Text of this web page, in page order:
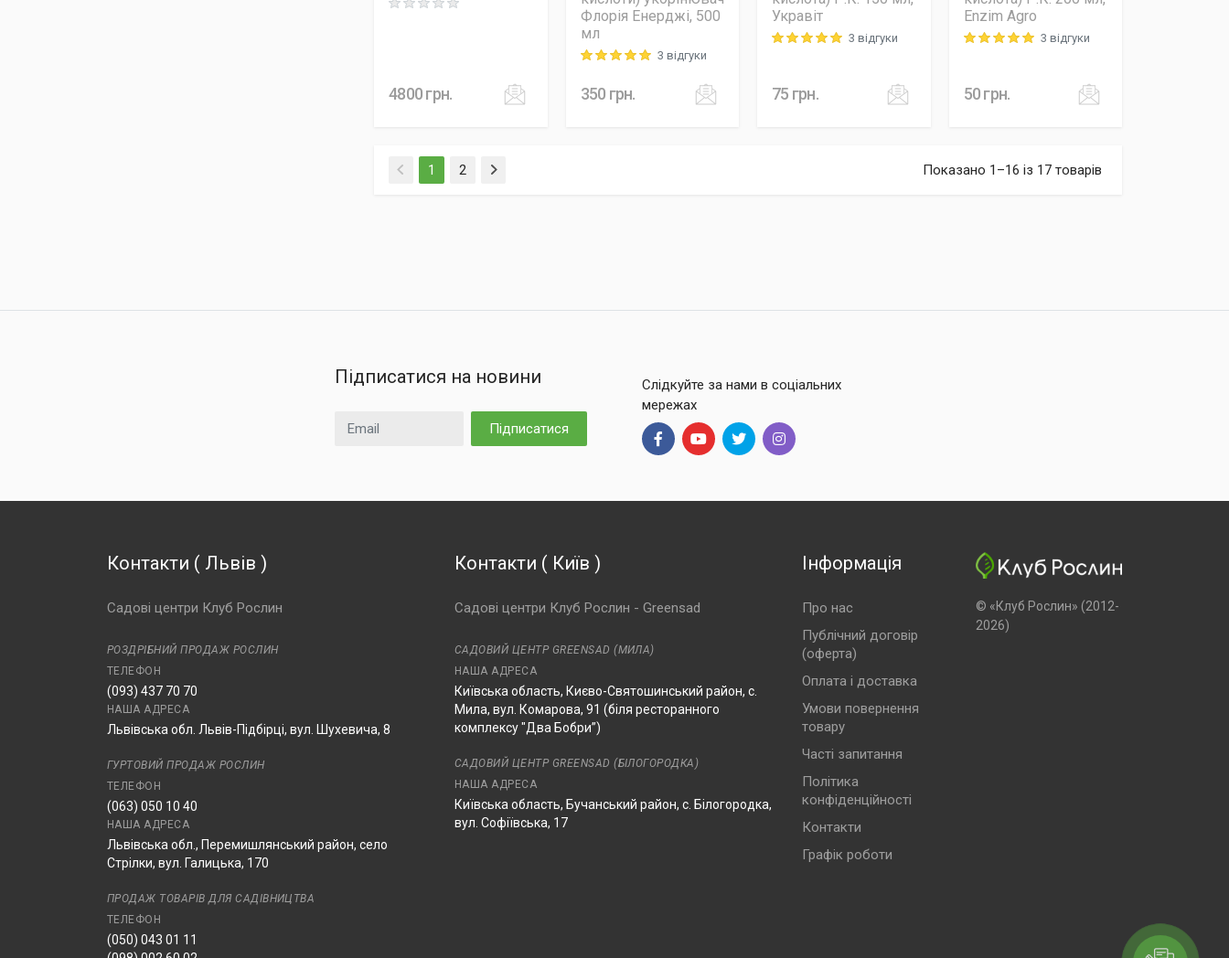
Rating: 0 out of 5
4800грн.
Флорія Енерджі, 500
мл
Rating: 5 out of 53 відгуки
350 грн.
Укравіт
Rating: 5 out of 53 відгуки
75 грн.
Enzim Agro
Rating: 5 out of 53 відгуки
50грн.
1 (current)
2 Показано 1–16 із 17 товарів
Підписатися на новини
Email Підписатися
Слідкуйте за нами в соціальних
мережах
Контакти ( Львів )
Садові центри Клуб Рослин
РОЗДРІБНИЙ ПРОДАЖ РОСЛИН
ТЕЛЕФОН
(093) 437 70 70
НАША АДРЕСА
Львівська обл. Львів-Підбірці, вул. Шухевича, 8
ГУРТОВИЙ ПРОДАЖ РОСЛИН
ТЕЛЕФОН
(063) 050 10 40
НАША АДРЕСА
Львівська обл., Перемишлянський район, село
Стрілки, вул. Галицька, 170
ПРОДАЖ ТОВАРІВ ДЛЯ САДІВНИЦТВА
ТЕЛЕФОН
(050) 043 01 11
Контакти ( Київ )
Садові центри Клуб Рослин - Greensad
САДОВИЙ ЦЕНТР GREENSAD (МИЛА)
НАША АДРЕСА
Київська область, Києво-Святошинський район, с.
Мила, вул. Комарова, 91 (біля ресторанного
комплексу "Два Бобри”)
САДОВИЙ ЦЕНТР GREENSAD (БІЛОГОРОДКА)
НАША АДРЕСА
Київська область, Бучанський район, с. Білогородка,
вул. Софіївська, 17
Інформація
Про нас
Публічний договір
(оферта)
Оплата і доставка
Умови повернення
товару
Часті запитання
Політика
конфіденційності
Контакти
Графік роботи
© «Клуб Рослин» (2012-
2026)